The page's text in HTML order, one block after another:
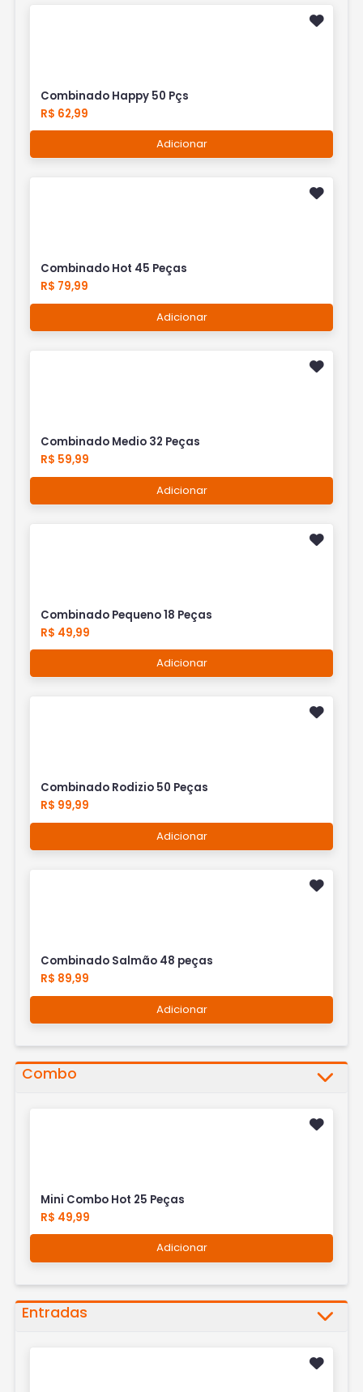
Combinado Happy 50 Pçs
R$ 62,99
Adicionar
Combinado Hot 45 Peças
R$ 79,99
Adicionar
Combinado Medio 32 Peças
R$ 59,99
Adicionar
Combinado Pequeno 18 Peças
R$ 49,99
Adicionar
Combinado Rodizio 50 Peças
R$ 99,99
Adicionar
Combinado Salmão 48 peças
R$ 89,99
Adicionar
Combo
Mini Combo Hot 25 Peças
R$ 49,99
Adicionar
Entradas